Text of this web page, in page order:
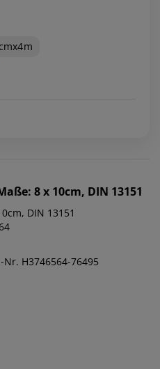
8 x 10cm, DIN 13151
DIN 13151
Nr. H3746564-76495